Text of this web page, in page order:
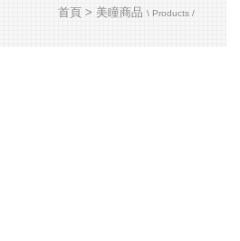
首頁 美瞳商品 \ Products /